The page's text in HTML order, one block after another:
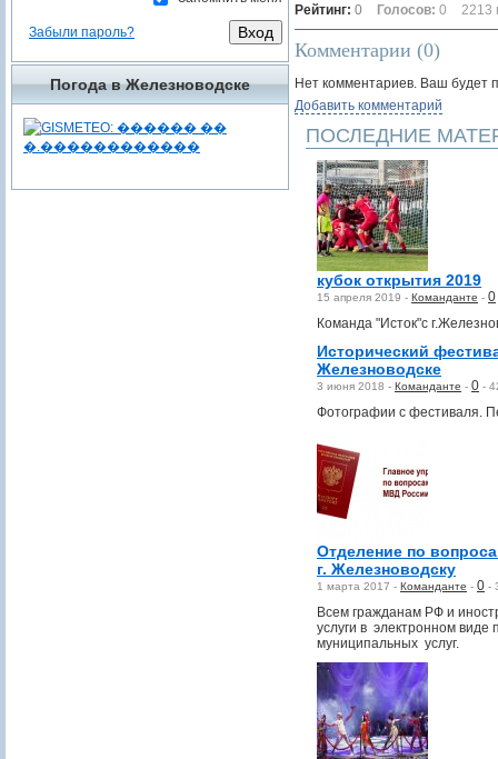
Забыли пароль?
Погода в Железноводске
Рейтинг: 0 Голосов: 0 2213
Комментарии (0)
Нет комментариев. Ваш будет
Добавить комментарий
ПОСЛЕДНИЕ
кубок открытия 2019
15 апреля 2019 - Команданте - 0
Команда "Исток"с
Исторический
Железноводске
3 июня 2018 - Команданте - 0 -
Фотографии с фестиваля.
Отделение по
г. Железноводску
1 марта 2017 - Команданте - 0 -
Всем гражданам РФ и
услуги в электронном виде
муниципальных услуг.